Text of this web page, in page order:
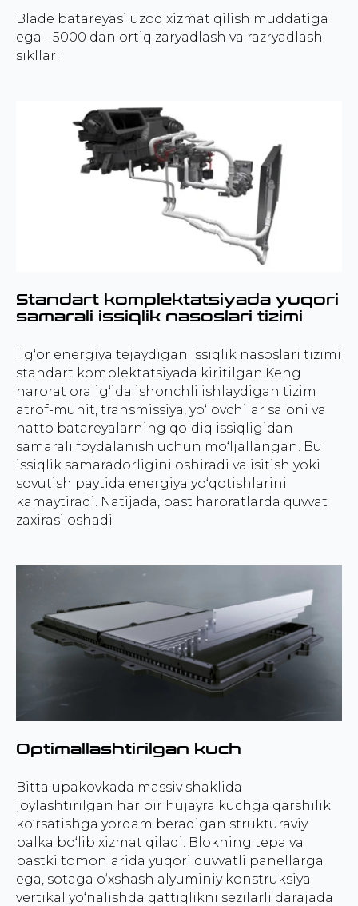
Blade batareyasi uzoq xizmat qilish muddatiga
ega - 5000 dan ortiq zaryadlash va razryadlash
sikllari
Standart komplektatsiyada yuqori
samarali issiqlik nasoslari tizimi
Ilg‘or energiya tejaydigan issiqlik nasoslari tizimi
standart komplektatsiyada kiritilgan.Keng
harorat oralig‘ida ishonchli ishlaydigan tizim
atrof-muhit, transmissiya, yo‘lovchilar saloni va
hatto batareyalarning qoldiq issiqligidan
samarali foydalanish uchun mo‘ljallangan. Bu
issiqlik samaradorligini oshiradi va isitish yoki
sovutish paytida energiya yo‘qotishlarini
kamaytiradi. Natijada, past haroratlarda quvvat
zaxirasi oshadi
Optimallashtirilgan kuch
Bitta upakovkada massiv shaklida
joylashtirilgan har bir hujayra kuchga qarshilik
ko‘rsatishga yordam beradigan strukturaviy
balka bo‘lib xizmat qiladi. Blokning tepa va
pastki tomonlarida yuqori quvvatli panellarga
ega, sotaga o‘xshash alyuminiy konstruksiya
vertikal yo‘nalishda qattiqlikni sezilarli darajada